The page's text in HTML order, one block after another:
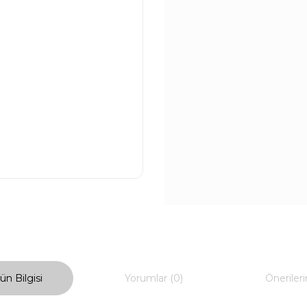
Bilgisi Yorumlar (0)